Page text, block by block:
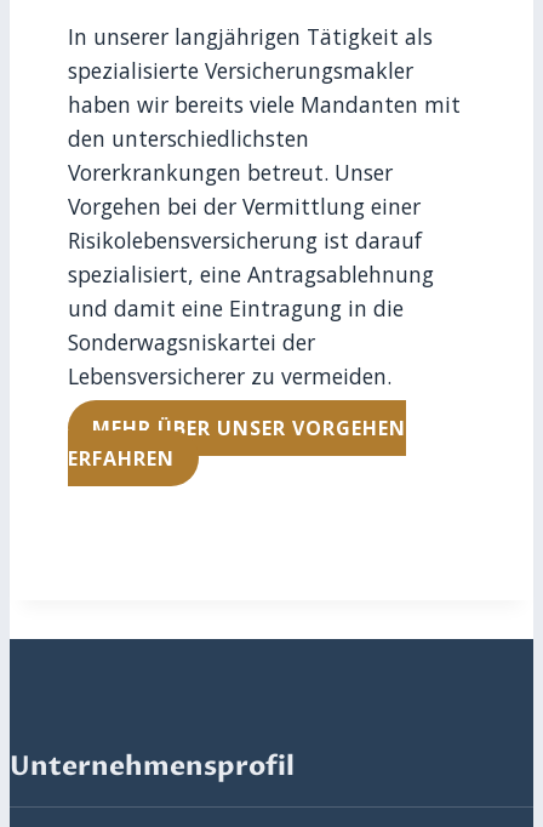
In unserer langjährigen Tätigkeit als
spezialisierte Versicherungsmakler
haben wir bereits viele Mandanten mit
den unterschiedlichsten
Vorerkrankungen betreut. Unser
Vorgehen bei der Vermittlung einer
Risikolebensversicherung ist darauf
spezialisiert, eine Antragsablehnung
und damit eine Eintragung in die
Sonderwagsniskartei der
Lebensversicherer zu vermeiden.
MEHR ÜBER UNSER VORGEHEN
ERFAHREN
Unternehmensprofil